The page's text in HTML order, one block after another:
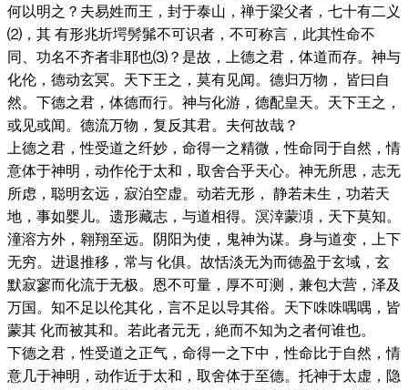
何以明之？夫易姓而王，封于泰山，禅于梁父者，七十有二义
⑵，其 有形兆圻堮髣髴不可识者，不可称言，此其性命不
同、功名不齐者非耶也⑶？是故，上德之君，体道而存。神与
化伦，德动玄冥。天下王之，莫有见闻。德归万物， 皆曰自
然。下德之君，体德而行。神与化游，德配皇天。天下王之，
或见或闻。德流万物，复反其君。夫何故哉？
上德之君，性受道之纤妙，命得一之精微，性命同于自然，情
意体于神明，动作伦于太和，取舍合乎天心。神无所思，志无
所虑，聪明玄远，寂泊空虚。动若无形， 静若未生，功若天
地，事如婴儿。遗形藏志，与道相得。溟涬蒙澒，天下莫知。
潼溶方外，翱翔至远。阴阳为使，鬼神为谋。身与道变，上下
无穷。进退推移，常与 化俱。故恬淡无为而德盈于玄域，玄
默寂寥而化流于无极。恩不可量，厚不可测，兼包大营，泽及
万国。知不足以伦其化，言不足以导其俗。天下咮咮喁喁，皆
蒙其 化而被其和。若此者元无，絶而不知为之者何谁也。
下德之君，性受道之正气，命得一之下中，性命比于自然，情
意几于神明，动作近于太和，取舍体于至德。托神于太虚，隐